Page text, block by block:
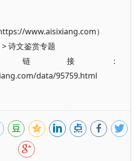
www.aisixiang.com）
>诗文鉴赏专题
链接：
data/95759.html